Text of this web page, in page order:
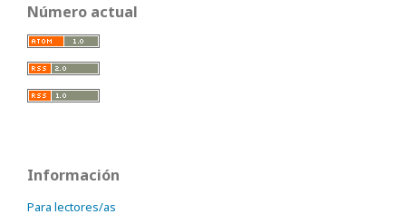
Número actual
Información
Para lectores/as